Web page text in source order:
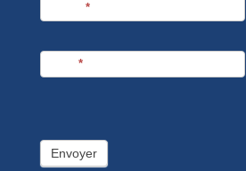
*
*
Envoyer